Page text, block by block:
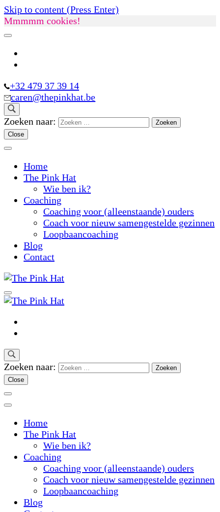
Skip to content (Press Enter)
Mmmmm cookies!
+32 479 37 39 14
caren@thepinkhat.be
Zoeken naar:
Close
Home
The Pink Hat
Wie ben ik?
Coaching
Coaching voor (alleenstaande) ouders
Coach voor nieuw samengestelde gezinnen
Loopbaancoaching
Blog
Contact
Zoeken naar:
Close
Home
The Pink Hat
Wie ben ik?
Coaching
Coaching voor (alleenstaande) ouders
Coach voor nieuw samengestelde gezinnen
Loopbaancoaching
Blog